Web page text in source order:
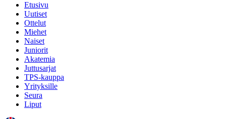
Etusivu
Uutiset
Ottelut
Miehet
Naiset
Juniorit
Akatemia
Juttusarjat
TPS-kauppa
Yrityksille
Seura
Liput